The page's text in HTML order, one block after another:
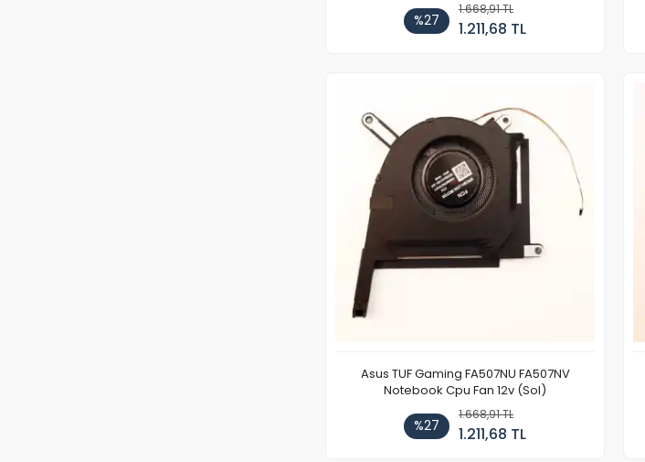
%27
1.668,91 TL
1.211,68 TL
Asus TUF Gaming FA507NU FA507NV
Notebook Cpu Fan 12v (Sol)
%27
1.668,91 TL
1.211,68 TL